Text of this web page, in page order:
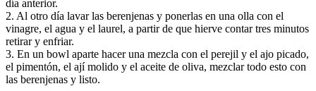
día anterior.
2. Al otro día lavar las berenjenas y ponerlas en una olla con el
vinagre, el agua y el laurel, a partir de que hierve contar tres minutos
retirar y enfriar.
3. En un bowl aparte hacer una mezcla con el perejil y el ajo picado,
el pimentón, el ají molido y el aceite de oliva, mezclar todo esto con
las berenjenas y listo.